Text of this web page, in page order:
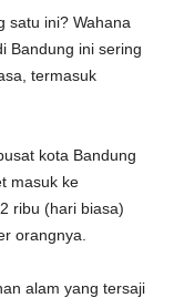
satu ini? Wahana
Bandung ini sering
termasuk
kota Bandung
masuk ke
ribu (hari biasa)
orangnya.
alam yang tersaji